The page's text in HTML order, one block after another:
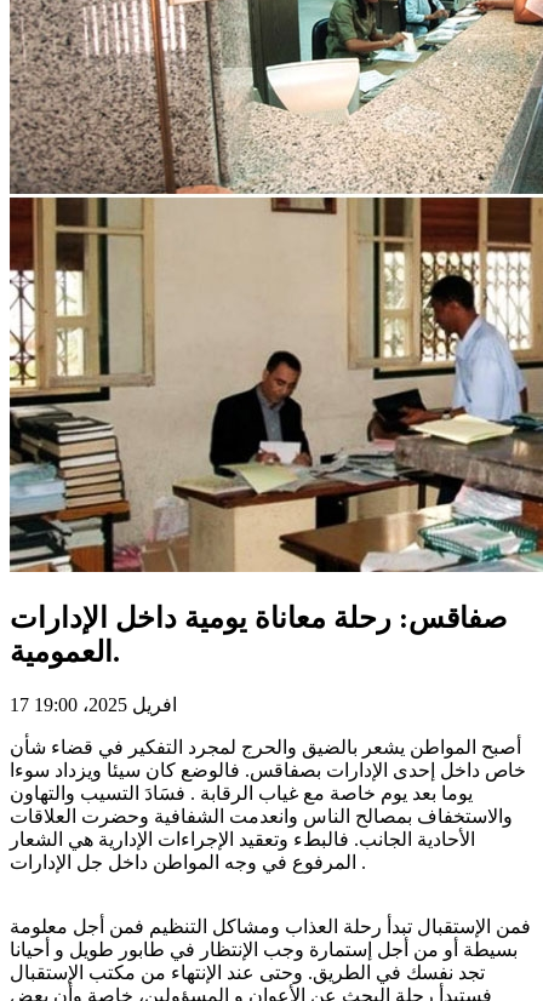
صفاقس: رحلة معاناة يومية داخل الإدارات
العمومية.
17 افريل 2025، 19:00
أصبح المواطن يشعر بالضيق والحرج لمجرد التفكير في قضاء شأن
خاص داخل إحدى الإدارات بصفاقس. فالوضع كان سيئا ويزداد سوءا
يوما بعد يوم خاصة مع غياب الرقابة . فسَادَ التسيب والتهاون
والاستخفاف بمصالح الناس وانعدمت الشفافية وحضرت العلاقات
الأحادية الجانب. فالبطء وتعقيد الإجراءات الإدارية هي الشعار
المرفوع في وجه المواطن داخل جل الإدارات .
فمن الإستقبال تبدأ رحلة العذاب ومشاكل التنظيم فمن أجل معلومة
بسيطة أو من أجل إستمارة وجب الإنتظار في طابور طويل و أحيانا
تجد نفسك في الطريق. وحتى عند الإنتهاء من مكتب الإستقبال
فستبدأ رحلة البحث عن الأعوان و المسؤولين، خاصة وأن بعض